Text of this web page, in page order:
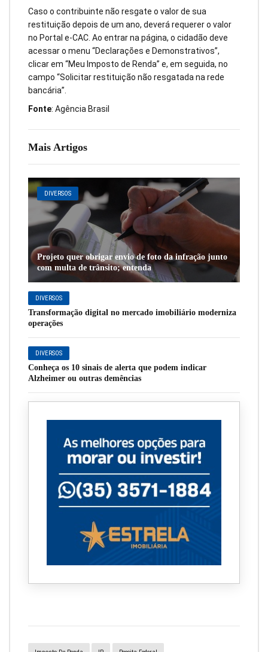
Mais Artigos
DIVERSOS
Projeto quer obrigar envio de foto da infração junto
com multa de trânsito; entenda
DIVERSOS
Transformação digital no mercado imobiliário moderniza
operações
DIVERSOS
Conheça os 10 sinais de alerta que podem indicar
Alzheimer ou outras demências
Caso o contribuinte não resgate o valor de sua
restituição depois de um ano, deverá requerer o valor
no Portal e-CAC. Ao entrar na página, o cidadão deve
acessar o menu “Declarações e Demonstrativos”,
clicar em “Meu Imposto de Renda” e, em seguida, no
campo “Solicitar restituição não resgatada na rede
bancária”.
Fonte: Agência Brasil